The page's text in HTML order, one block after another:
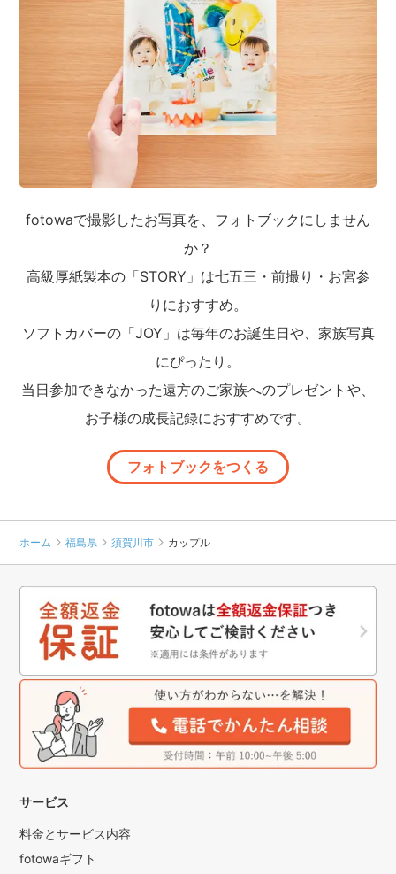
fotowaで撮影したお写真を、フォトブックにしません
か？
高級厚紙製本の「STORY」は七五三・前撮り・お宮参
りにおすすめ。
ソフトカバーの「JOY」は毎年のお誕生日や、家族写真
にぴったり。
当日参加できなかった遠方のご家族へのプレゼントや、
お子様の成長記録におすすめです。
フォトブックをつくる
ホーム 福島県 須賀川市 カップル
サービス
料金とサービス内容
fotowaギフト